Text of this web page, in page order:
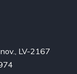
LV-2167